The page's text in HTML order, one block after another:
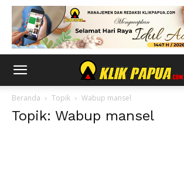
Beranda Topik Wabup mansel
Topik: Wabup mansel